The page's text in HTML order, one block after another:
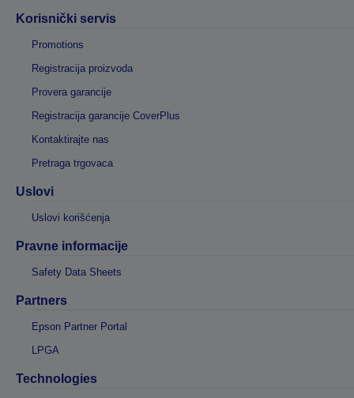
Korisnički servis
Promotions
Registracija proizvoda
Provera garancije
Registracija garancije CoverPlus
Kontaktirajte nas
Pretraga trgovaca
Uslovi
Uslovi korišćenja
Pravne informacije
Safety Data Sheets
Partners
Epson Partner Portal
LPGA
Technologies